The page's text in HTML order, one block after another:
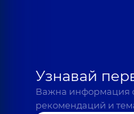
Узнавай
Важна информация о
рекомендаций и